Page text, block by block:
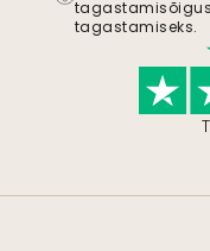
tagastamiseks.